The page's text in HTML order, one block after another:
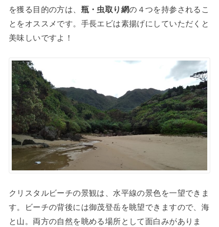
を獲る目的の方は、 瓶・虫取り網の４つを持参されるこ
とをオススメです。手長エビは素揚げにしていただくと
美味しいですよ！
クリスタルビーチの景観は、水平線の景色を一望できま
す。ビーチの背後には御茂登岳を眺望できますので、海
と山。両方の自然を眺める場所として面白みがありま